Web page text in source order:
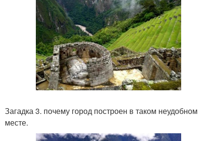
Загадка 3. почему город построен в таком неудобном
месте.